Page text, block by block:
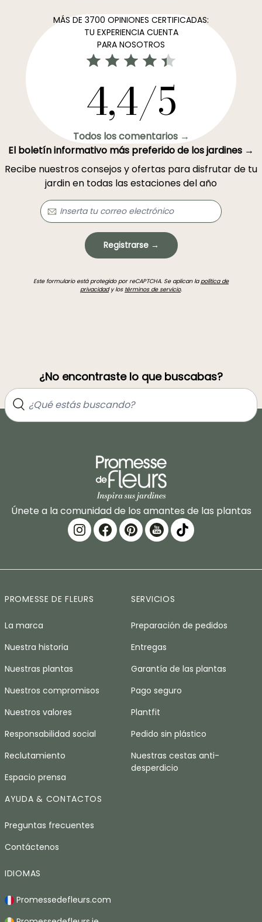
MÁS DE 3700 OPINIONES CERTIFICADAS:
TU EXPERIENCIA CUENTA
PARA NOSOTROS
4,4/5
Todos los comentarios →
El boletín informativo más preferido de los jardines →
Recibe nuestros consejos y ofertas para disfrutar de tu
jardin en todas las estaciones del año
Registrarse →
Este formulario está protegido por reCAPTCHA. Se aplican lapolítica de
privacidady los términos de servicio.
¿No encontraste lo que buscabas?
Únete a la comunidad de los amantes de las plantas
PROMESSE DE FLEURS
La marca
Nuestra historia
Nuestras plantas
Nuestros compromisos
Nuestros valores
Responsabilidad social
Reclutamiento
Espacio prensa
SERVICIOS
Preparación de pedidos
Entregas
Garantía de las plantas
Pago seguro
Plantfit
Pedido sin plástico
Nuestras cestas anti-
desperdicio
AYUDA & CONTACTOS
Preguntas frecuentes
Contáctenos
IDIOMAS
Promessedefleurs.com